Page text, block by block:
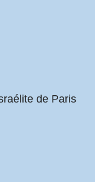
de Paris